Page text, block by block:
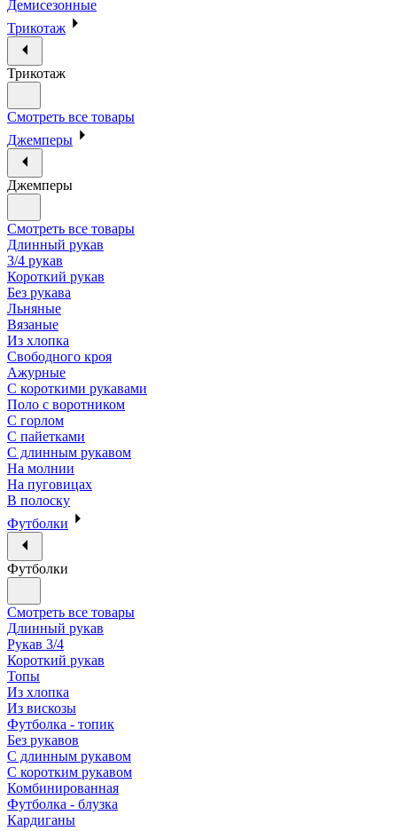
Демисезонные
Трикотаж
Трикотаж
Смотреть все товары
Джемперы
Джемперы
Смотреть все товары
Длинный рукав
3/4 рукав
Короткий рукав
Без рукава
Льняные
Вязаные
Из хлопка
Свободного кроя
Ажурные
С короткими рукавами
Поло с воротником
С горлом
С пайетками
С длинным рукавом
На молнии
На пуговицах
В полоску
Футболки
Футболки
Смотреть все товары
Длинный рукав
Рукав 3/4
Короткий рукав
Топы
Из хлопка
Из вискозы
Футболка - топик
Без рукавов
С длинным рукавом
С коротким рукавом
Комбинированная
Футболка - блузка
Кардиганы